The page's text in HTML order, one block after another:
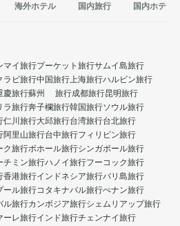
海外ホテル 国内旅行 国内ホテル
マイ旅行プーケット旅行サムイ島旅行
ラビ旅行中国旅行上海旅行ハルビン旅行
慶旅行蘇州 旅行成都旅行昆明旅行
ラ旅行奔子欄旅行韓国旅行ソウル旅行
仁川旅行大邱旅行台湾旅行台北旅行
阿里山旅行台中旅行フィリピン旅行
ク旅行ボホール旅行シンガポール旅行
チミン旅行ハノイ旅行フーコック旅行
香港旅行インドネシア旅行バリ島旅行
ール旅行コタキナバル旅行ぺナン旅行
ル旅行カンボジア旅行シェムリアップ旅行
ーレ旅行インド旅行チェンナイ旅行